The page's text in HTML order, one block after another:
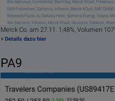
Merck Co. am 27.11. 1,48%, Volumen
» Details dazu hier
PA9